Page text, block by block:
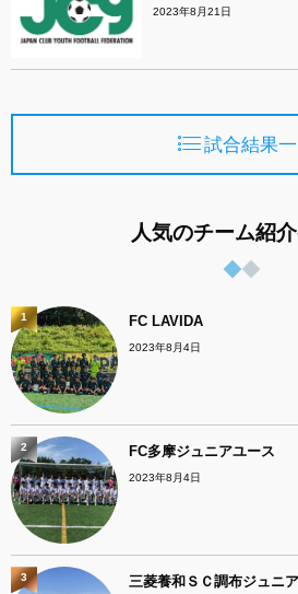
2023年8月21日
試合結果
人気のチーム紹
FC LAVIDA
2023年8月4日
1
FC多摩ジュニアユース
2023年8月4日
2
三菱養和ＳＣ調布ジュニ
3